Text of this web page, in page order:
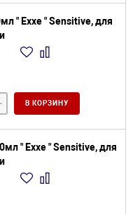
" Exxe " Sensitive, для
В КОРЗИНУ
" Exxe " Sensitive, для